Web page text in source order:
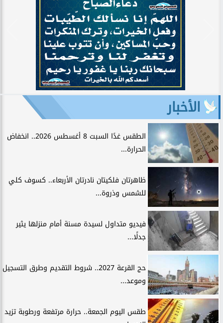
الأخبار
الطقس غدًا السبت 8 أغسطس 2026.. انخفاض
الحرارة...
ظاهرتان فلكيتان نادرتان الأربعاء.. كسوف كلي
للشمس وذروة...
فيديو متداول لسيدة مسنة أمام منزلها يثير
جدلًا...
حج القرعة 2027.. شروط التقديم وطرق التسجيل
وموعد...
طقس اليوم الجمعة.. حرارة مرتفعة ورطوبة تزيد